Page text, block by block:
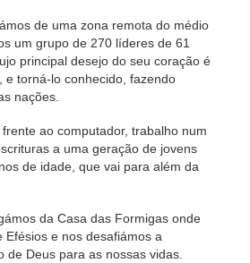
de uma zona remota do médio
um grupo de 270 líderes de 61
principal desejo do seu coração é
e torná-lo conhecido, fazendo
nações.
ao computador, trabalho num
a uma geração de jovens
de idade, que vai para além da
da Casa das Formigas onde
Efésios e nos desafiámos a
de Deus para as nossas vidas.